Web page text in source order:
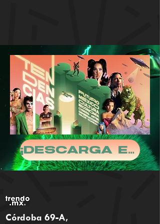
¡descarga el reporte!
Córdoba 69-A,